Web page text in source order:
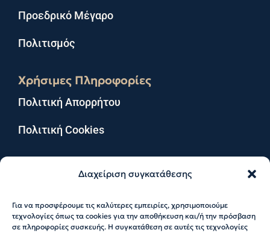
Διαχείριση συγκατάθεσης
Για να προσφέρουμε τις καλύτερες εμπειρίες, χρησιμοποιούμε
τεχνολογίες όπως τα cookies για την αποθήκευση και/ή την πρόσβαση
σε πληροφορίες συσκευής. Η συγκατάθεση σε αυτές τις τεχνολογίες
Προεδρικό Μέγαρο
Πολιτισμός
Χρήσιμες Πληροφορίες
Πολιτική Απορρήτου
Πολιτική Cookies
© 2026 Katerina Sakellaropoulou. All Rights
Reserved